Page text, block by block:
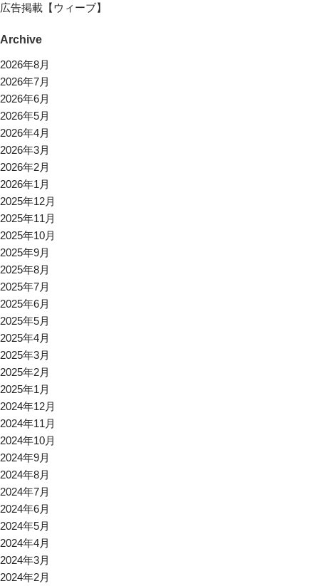
広告掲載【ウィーブ】
Archive
2026年8月
2026年7月
2026年6月
2026年5月
2026年4月
2026年3月
2026年2月
2026年1月
2025年12月
2025年11月
2025年10月
2025年9月
2025年8月
2025年7月
2025年6月
2025年5月
2025年4月
2025年3月
2025年2月
2025年1月
2024年12月
2024年11月
2024年10月
2024年9月
2024年8月
2024年7月
2024年6月
2024年5月
2024年4月
2024年3月
2024年2月